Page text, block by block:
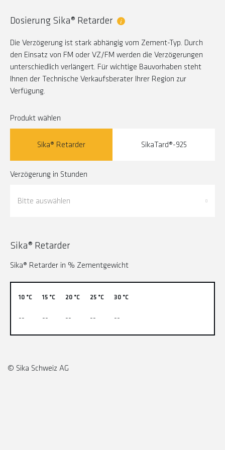
Dosierung Sika® Retarder
Die Verzögerung ist stark abhängig vom Zement-Typ. Durch
den Einsatz von FM oder VZ/FM werden die Verzögerungen
unterschiedlich verlängert. Für wichtige Bauvorhaben steht
Ihnen der Technische Verkaufsberater Ihrer Region zur
Verfügung.
Produkt wählen
Sika® Retarder SikaTard®-925
Verzögerung in Stunden
Bitte auswählen
Sika® Retarder
Sika® Retarder in % Zementgewicht
10 °C
--
15 °C
--
20 °C
--
25 °C
--
30 °C
--
© Sika Schweiz AG